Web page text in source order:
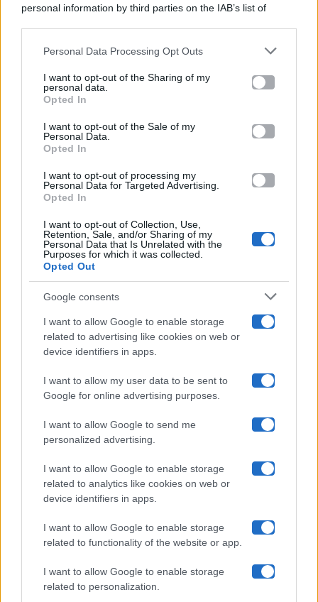
personal information by third parties on the IAB’s list of
This information may also be disclosed by us to third parties
disclose it to other third parties.
Please note that this website/app uses one or more Google
services and may gather and store information including but
not limited to your visit or usage behaviour. You may click to
grant or deny consent to Google and its third-party tags to
consent section.
Personal Data Processing Opt Outs
I want to opt-out of the Sharing of my
personal data.
Opted In
I want to opt-out of the Sale of my
Personal Data.
Opted In
I want to opt-out of processing my
Personal Data for Targeted Advertising.
Opted In
I want to opt-out of Collection, Use,
Retention, Sale, and/or Sharing of my
Personal Data that Is Unrelated with the
Purposes for which it was collected.
Opted Out
Google consents
I want to allow Google to enable storage
related to advertising like cookies on web or
device identifiers in apps.
I want to allow my user data to be sent to
Google for online advertising purposes.
I want to allow Google to send me
personalized advertising.
I want to allow Google to enable storage
related to analytics like cookies on web or
device identifiers in apps.
I want to allow Google to enable storage
related to functionality of the website or app.
I want to allow Google to enable storage
related to personalization.
Categorie
Gossip
Televisione
Programmi TV
Amici
Ballando Con Le Stelle
Grande Fratello
Isola Dei Famosi
Uomini E Donne
Maste S.r.l.
Chi siamo
Collabora con noi
Contatti
Privacy Policy
Cookie Policy